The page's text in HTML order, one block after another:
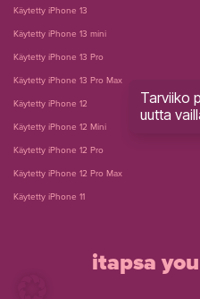
Käytetty iPhone 13
Käytetty iPhone 13 mini
Käytetty iPhone 13 Pro
Käytetty iPhone 13 Pro Max
Käytetty iPhone 12
Käytetty iPhone 12 Mini
Käytetty iPhone 12 Pro
Käytetty iPhone 12 Pro Max
Käytetty iPhone 11
itapsa
Tarviiko
uutta